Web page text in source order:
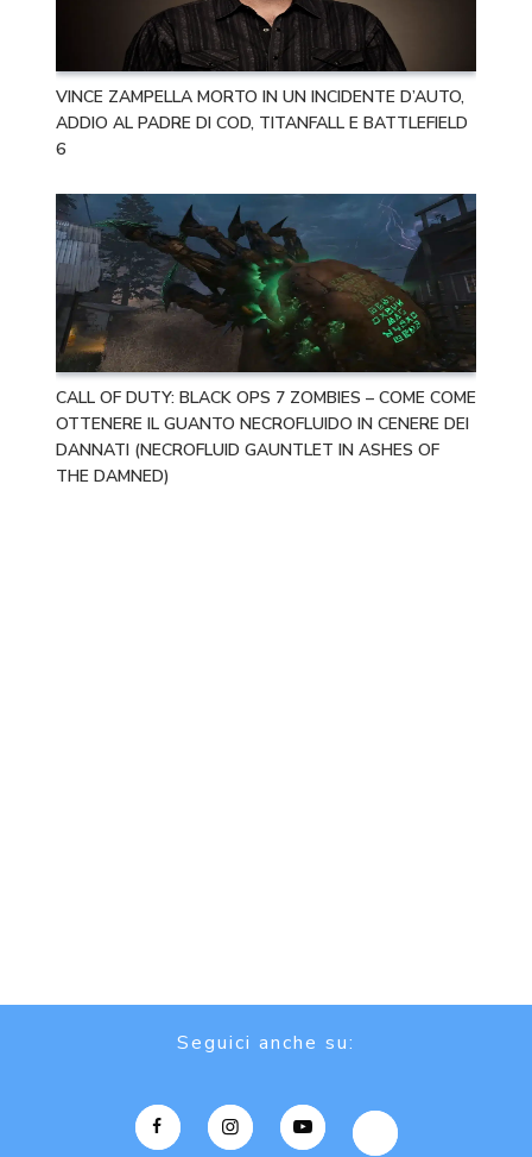
VINCE ZAMPELLA MORTO IN UN INCIDENTE D’AUTO,
ADDIO AL PADRE DI COD, TITANFALL E BATTLEFIELD
6
CALL OF DUTY: BLACK OPS 7 ZOMBIES – COME COME
OTTENERE IL GUANTO NECROFLUIDO IN CENERE DEI
DANNATI (NECROFLUID GAUNTLET IN ASHES OF
THE DAMNED)
Seguici anche su: